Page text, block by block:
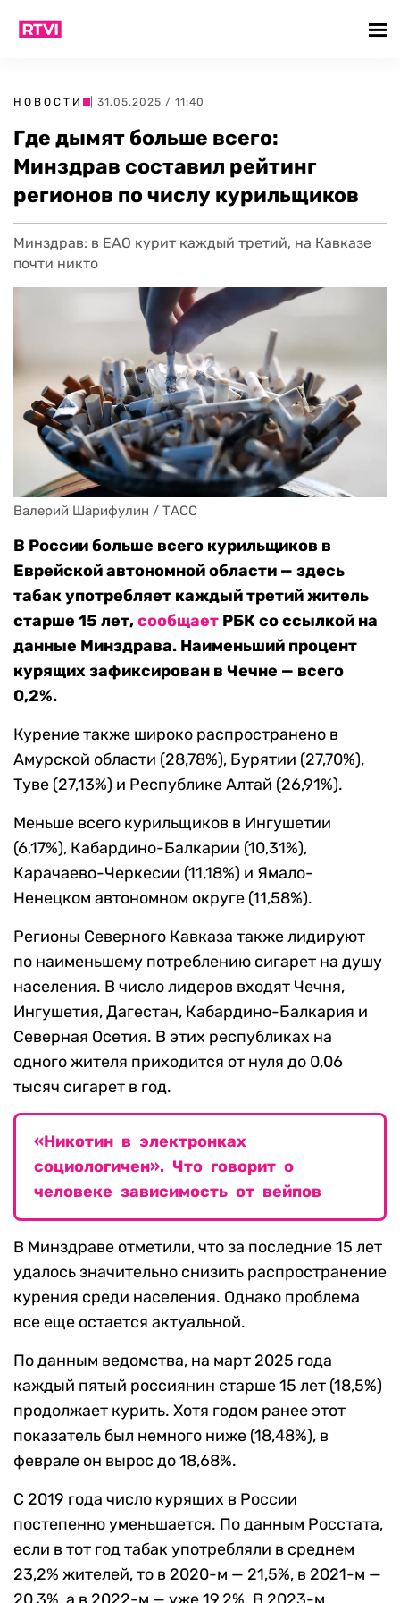
НОВОСТИ | 31.05.2025 / 11:40
Где дымят больше всего:
Минздрав составил рейтинг
регионов по числу курильщиков
Минздрав: в ЕАО курит каждый третий, на Кавказе
почти никто
Валерий Шарифулин / ТАСС
В России больше всего курильщиков в
Еврейской автономной области — здесь
табак употребляет каждый третий житель
старше 15 лет,сообщает РБК со ссылкой на
данные Минздрава. Наименьший процент
курящих зафиксирован в Чечне — всего
0,2%.
Курение также широко распространено в
Амурской области (28,78%), Бурятии (27,70%),
Туве (27,13%) и Республике Алтай (26,91%).
Меньше всего курильщиков в Ингушетии
(6,17%), Кабардино-Балкарии (10,31%),
Карачаево-Черкесии (11,18%) и Ямало-
Ненецком автономном округе (11,58%).
Регионы Северного Кавказа также лидируют
по наименьшему потреблению сигарет на душу
населения. В число лидеров входят Чечня,
Ингушетия, Дагестан, Кабардино-Балкария и
Северная Осетия. В этих республиках на
одного жителя приходится от нуля до 0,06
тысяч сигарет в год.
«Никотин в электронках
социологичен». Что говорит о
человеке зависимость от вейпов
В Минздраве отметили, что за последние 15 лет
удалось значительно снизить распространение
курения среди населения. Однако проблема
все еще остается актуальной.
По данным ведомства, на март 2025 года
каждый пятый россиянин старше 15 лет (18,5%)
продолжает курить. Хотя годом ранее этот
показатель был немного ниже (18,48%), в
феврале он вырос до 18,68%.
С 2019 года число курящих в России
постепенно уменьшается. По данным Росстата,
если в тот год табак употребляли в среднем
23,2% жителей, то в 2020-м — 21,5%, в 2021-м —